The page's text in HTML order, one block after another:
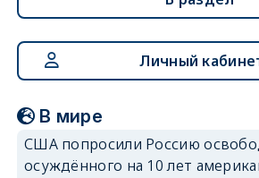
Личный
В мире
США попросили Россию
осуждённого на 10 лет